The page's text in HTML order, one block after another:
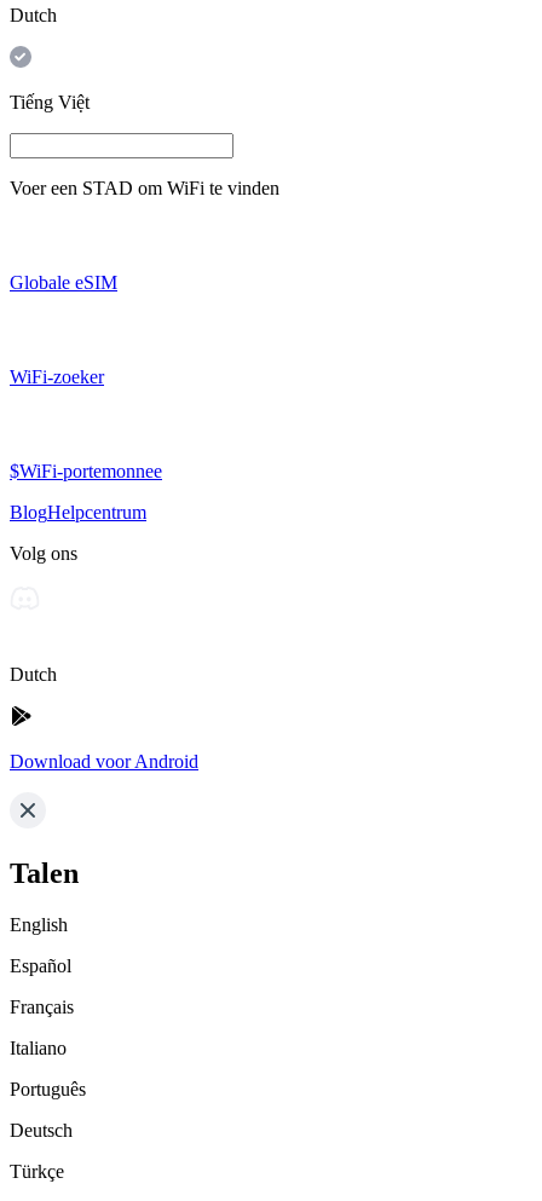
Dutch
Tiếng Việt
Voer een STAD om WiFi te vinden
Globale eSIM
WiFi-zoeker
$WiFi-portemonnee
BlogHelpcentrum
Volg ons
Dutch
Download voor Android
Talen
English
Español
Français
Italiano
Português
Deutsch
Türkçe